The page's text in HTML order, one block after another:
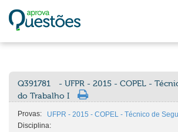
Q391781
- UFPR - 2015 - COPEL -
do Trabalho I
Provas:
UFPR - 2015 - COPEL - Técnico de
Disciplina: